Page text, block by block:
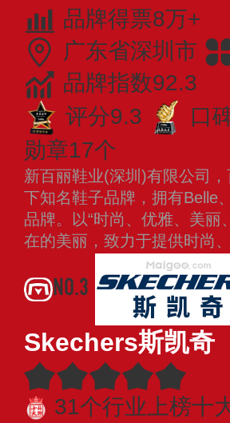
品牌得票8万+
广东省深圳市
品牌指数92.3
评分9.3
口
勋章17个
新百丽鞋业(深圳)有限公司
下知名鞋子品牌，拥有Belle
品牌。以“时尚、优雅、美
在的美丽，致力于提供时尚
NO.3
Skechers斯凯奇
31个行业上榜十